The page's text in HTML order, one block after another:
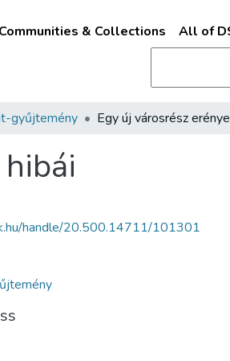
Communities & Collections All of
gyűjtemény
handle/20.500.14711/101301